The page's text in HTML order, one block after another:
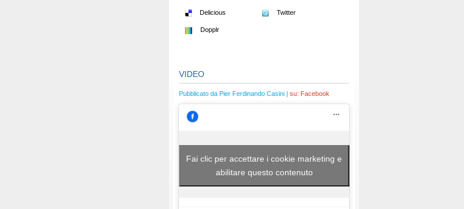
Delicious Twitter
Dopplr
VIDEO
Pubblicato da Pier Ferdinando Casini | su: Facebook
Fai clic per accettare i cookie marketing e
abilitare questo contenuto